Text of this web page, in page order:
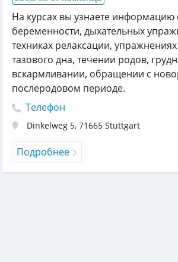
На курсах вы узнаете информацию
беременности, дыхательных
техниках релаксации,
тазового дна, течении родов,
вскармливании, обращении с
послеродовом периоде.
Телефон
Dinkelweg 5, 71665 Stuttgart
Подробнее